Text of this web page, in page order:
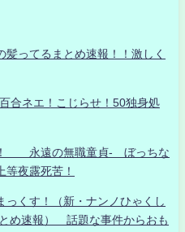
ってるまとめ速報！！激しく
合ネエ！こじらせ！50独身処
！ 永遠の無職童貞- ぼっちな
等夜露死苦！
っくす！（新・ナンノひゃくし
め速報） 話題な事件からおも